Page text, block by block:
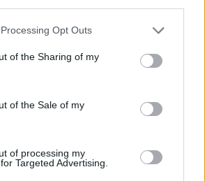
Opt Outs
of the Sharing of my
of the Sale of my
of processing my
Targeted Advertising.
olvasása előfizetéses
tartalmazza:
cikkarchívum
elmúlt 2 év napon belüli